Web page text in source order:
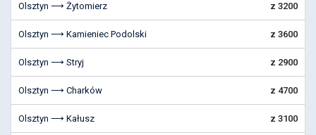
Olsztyn ⟶ Żytomierz z 3200
Olsztyn ⟶ Kamieniec Podolski z 3600
Olsztyn ⟶ Stryj z 2900
Olsztyn ⟶ Charków z 4700
Olsztyn ⟶ Kałusz z 3100